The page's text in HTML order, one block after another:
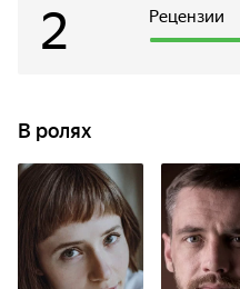
Рецензии
2
В ролях